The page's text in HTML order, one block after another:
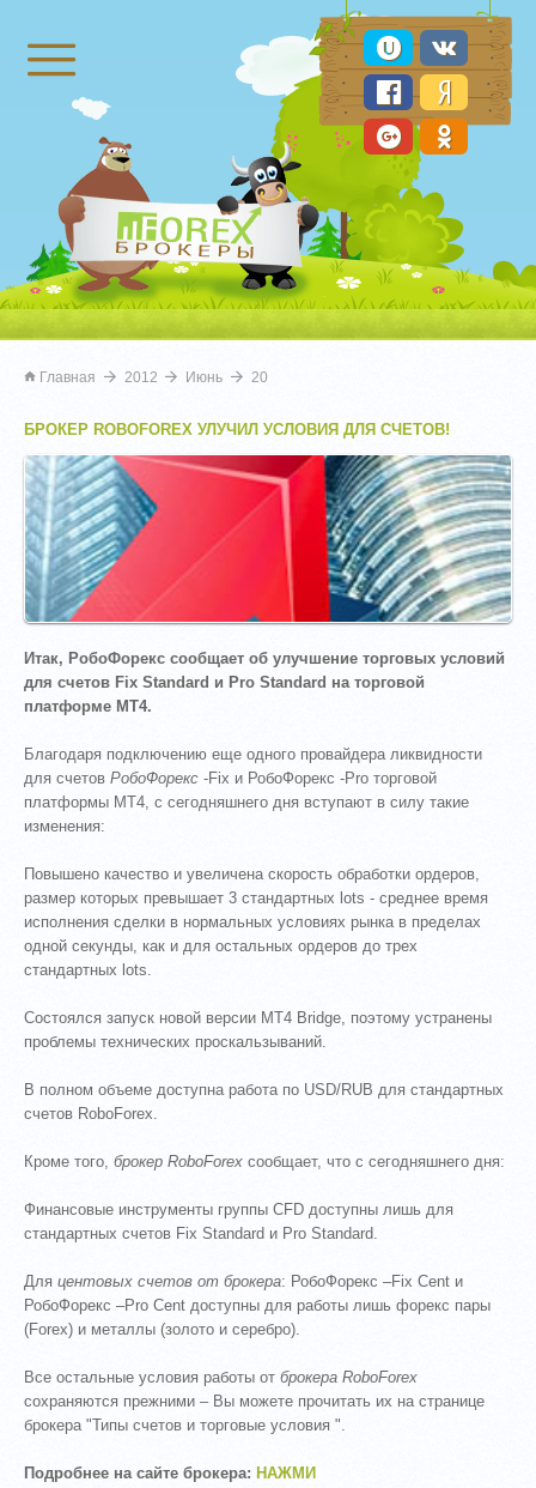
Брокеры Форекс
Главная 2012 Июнь 20
БРОКЕР ROBOFOREX УЛУЧИЛ УСЛОВИЯ ДЛЯ СЧЕТОВ!
Итак, РобоФорекс сообщает об улучшение торговых условий
для счетов Fix Standard и Pro Standard на торговой
платформе МТ4.
Благодаря подключению еще одного провайдера ликвидности
для счетовРобоФорекс -Fix и РобоФорекс -Pro торговой
платформы МТ4, с сегодняшнего дня вступают в силу такие
изменения:
Повышено качество и увеличена скорость обработки ордеров,
размер которых превышает 3 стандартных lots - среднее время
исполнения сделки в нормальных условиях рынка в пределах
одной секунды, как и для остальных ордеров до трех
стандартных lots.
Состоялся запуск новой версии MT4 Bridge, поэтому устранены
проблемы технических проскальзываний.
В полном объеме доступна работа по USD/RUB для стандартных
счетов RoboForex.
Кроме того,брокер RoboForex сообщает, что с сегодняшнего дня:
Финансовые инструменты группы CFD доступны лишь для
стандартных счетов Fix Standard и Pro Standard.
Дляцентовых счетов от брокера: РобоФорекс –Fix Cent и
РобоФорекс –Pro Cent доступны для работы лишь форекс пары
(Forex) и металлы (золото и серебро).
Все остальные условия работы отброкера RoboForex
сохраняются прежними – Вы можете прочитать их на странице
брокера "Типы счетов и торговые условия ".
Подробнее на сайте брокера: НАЖМИ